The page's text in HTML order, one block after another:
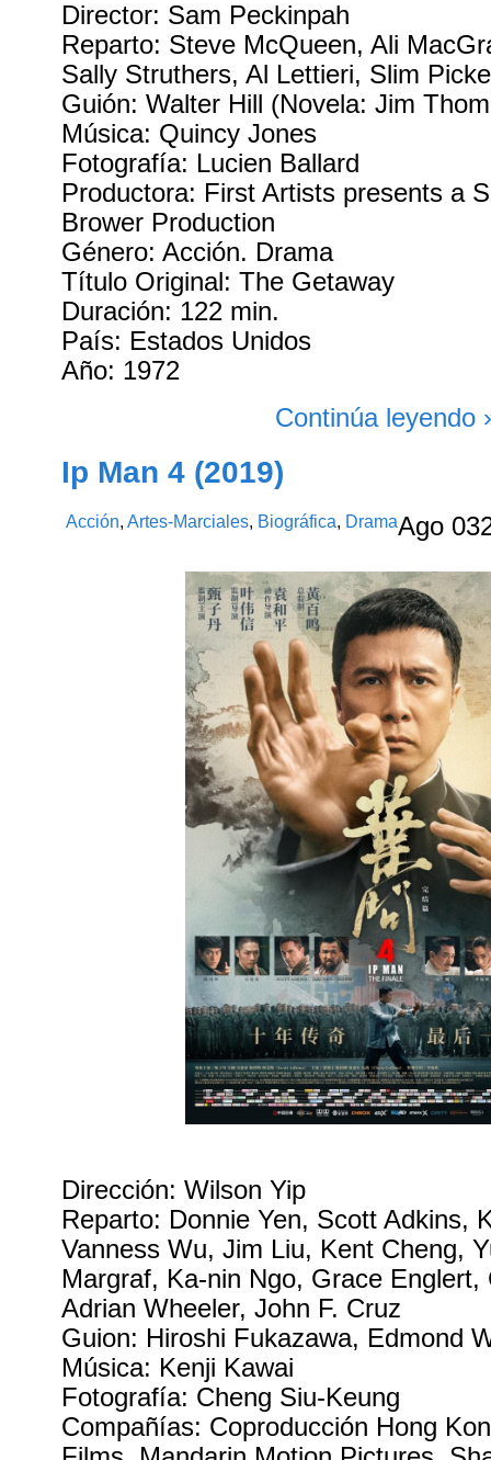
Director: Sam Peckinpah
Reparto: Steve McQueen, Ali
Sally Struthers, Al Lettieri, Slim
Guión: Walter Hill (Novela: Jim
Música: Quincy Jones
Fotografía: Lucien Ballard
Productora: First Artists presents a
Brower Production
Género: Acción. Drama
Título Original: The Getaway
Duración: 122 min.
País: Estados Unidos
Año: 1972
Continúa leyendo
Ip Man 4 (2019)
Acción,Artes-Marciales, Biográfica, DramaAgo 03
Dirección: Wilson Yip
Reparto: Donnie Yen, Scott Adkins,
Vanness Wu, Jim Liu, Kent Cheng,
Margraf, Ka-nin Ngo, Grace Englert,
Adrian Wheeler, John F. Cruz
Guion: Hiroshi Fukazawa, Edmond
Música: Kenji Kawai
Fotografía: Cheng Siu-Keung
Compañías: Coproducción Hong